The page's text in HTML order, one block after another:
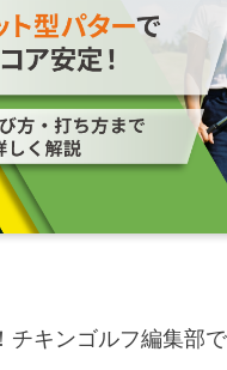
チキンゴルフ編集部で